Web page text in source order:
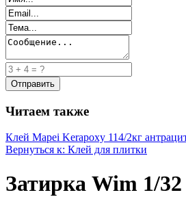
Читаем также
Клей Mapei Kerapoxy 114/2кг
Вернуться к: Клей для плитки
Затирка Wim 1/